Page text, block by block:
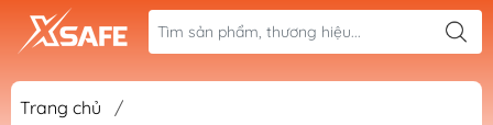
Trang chủ
/